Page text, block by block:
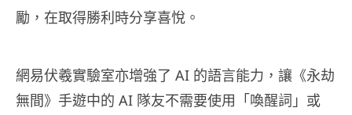
勵，在取得勝利時分享喜悅。
網易伏羲實驗室亦增強了 AI 的語言能力，讓《永劫
無間》手遊中的 AI 隊友不需要使用「喚醒詞」或